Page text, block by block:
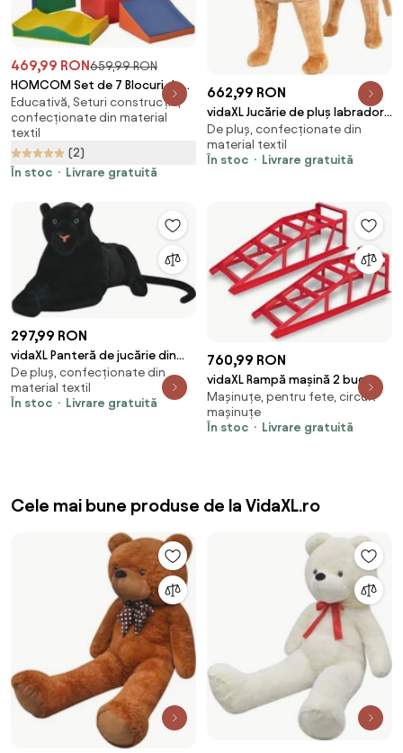
469,99 RON659,99 RON
HOMCOM Set de 7 Blocuri de
Construcție Moi pentru Copii,
Joc Educativ pentru Copii 1-3
Ani, 40x40x20 cm, Multicolor |
Aosom Romania
Educativă, Seturi construcție,
confecționate din material
textil
(2)
În stoc
Livrare gratuită
662,99 RON
vidaXL Jucărie de pluș labrador
în picioare, maro deschis, XXL
De pluș, confecționate din
material textil
În stoc
Livrare gratuită
297,99 RON
vidaXL Panteră de jucărie din
pluș, negru, XXL
De pluș, confecționate din
material textil
În stoc
Livrare gratuită
760,99 RON
vidaXL Rampă mașină 2 buc
Mașinuțe, pentru fete, circuit
mașinuțe
În stoc
Livrare gratuită
Cele mai bune produse de la VidaXL.ro